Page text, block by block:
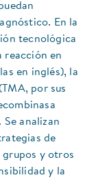
En la
tecnológica
reacción en
en inglés), la
por sus
Se analizan
de
grupos y otros
y la